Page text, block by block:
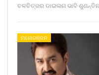
ଚଳଚିତ୍ରର ଡାଇଲଗ ଭାବି
ମନୋରଞ୍ଜନ